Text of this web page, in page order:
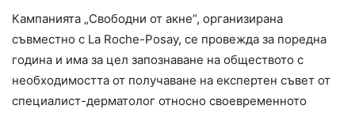
Кампанията „Свободни от акне“, организирана
съвместно с La Roche-Posay, се провежда за поредна
година и има за цел запознаване на обществото с
необходимостта от получаване на експертен съвет от
специалист-дерматолог относно своевременното